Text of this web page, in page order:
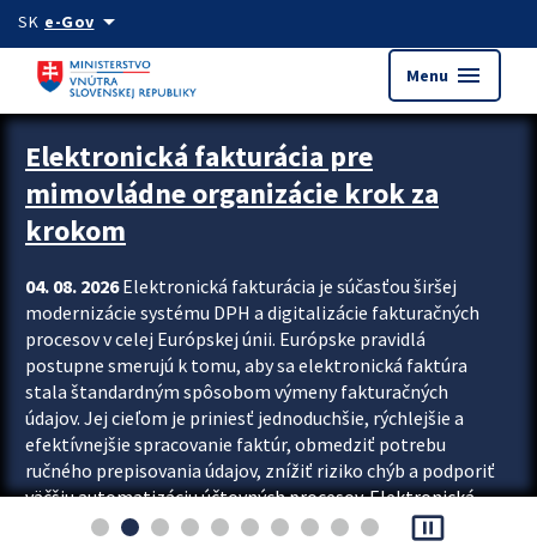
Preskocit na hlavný obsah
SK e-Govarrow_drop_down
Menu menu
Zastavit automatický posun upútavok
Elektronická fakturácia pre
mimovládne organizácie krok za
krokom
04. 08. 2026Elektronická fakturácia je súčasťou širšej
modernizácie systému DPH a digitalizácie fakturačných
procesov v celej Európskej únii. Európske pravidlá
postupne smerujú k tomu, aby sa elektronická faktúra
stala štandardným spôsobom výmeny fakturačných
údajov. Jej cieľom je priniesť jednoduchšie, rýchlejšie a
efektívnejšie spracovanie faktúr, obmedziť potrebu
ručného prepisovania údajov, znížiť riziko chýb a podporiť
väčšiu automatizáciu účtovných procesov. Elektronická
fakturácia preto nepredstavuje...
pause_presentation